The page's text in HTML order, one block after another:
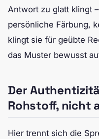
Antwort zu glatt klingt
persönliche Färbung,
klingt sie für geübte
das Muster bewusst
Der
Rohstoff, nicht
Hier trennt sich die